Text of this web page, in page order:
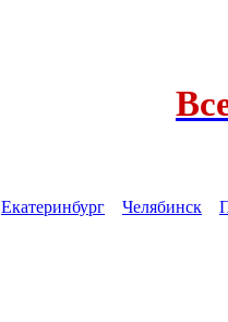
Екатеринбург Челябинск